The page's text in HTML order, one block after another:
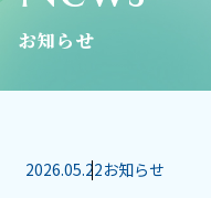
お知らせ
2026.05.22お知らせ